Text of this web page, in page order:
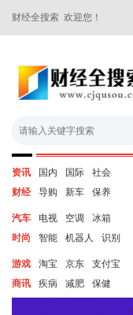
财经全搜索 欢迎您！
资讯 国内 国际
社会
财经
导购 新车 保养
汽车 电视 空调
冰箱
时尚
智能 机器人 识别
游戏 淘宝 京东
支付宝
商讯
疾病 减肥 保健